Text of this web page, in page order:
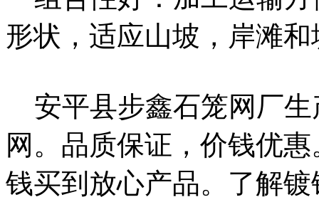
形状，适应山坡，岸滩
安平县步鑫石笼网厂生
网。品质保证，价钱优
钱买到放心产品。了解镀